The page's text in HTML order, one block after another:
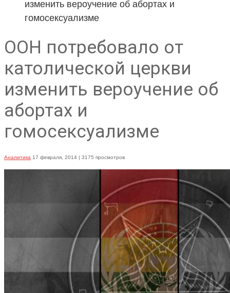
изменить вероучение об абортах и
гомосексуализме
ООН потребовало от
католической церкви
изменить вероучение об
абортах и
гомосексуализме
Аналитика 17 февраля, 2014 | 3175 просмотров